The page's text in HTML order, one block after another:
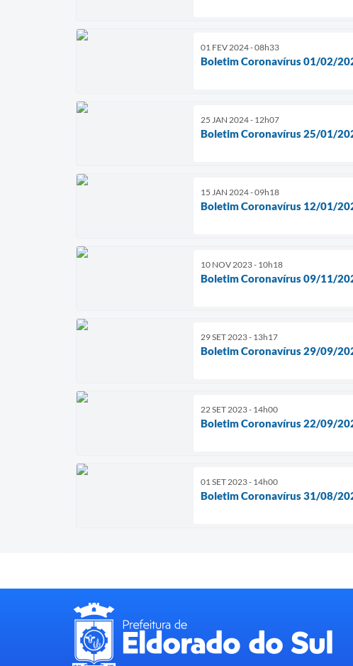
01 FEV 2024 - 08h33
Boletim Coronavírus 01/02/
25 JAN 2024 - 12h07
Boletim Coronavírus 25/01/
15 JAN 2024 - 09h18
Boletim Coronavírus 12/01/
10 NOV 2023 - 10h18
Boletim Coronavírus 09/11/
29 SET 2023 - 13h17
Boletim Coronavírus 29/09/
22 SET 2023 - 14h00
Boletim Coronavírus 22/09/
01 SET 2023 - 14h00
Boletim Coronavírus 31/08/